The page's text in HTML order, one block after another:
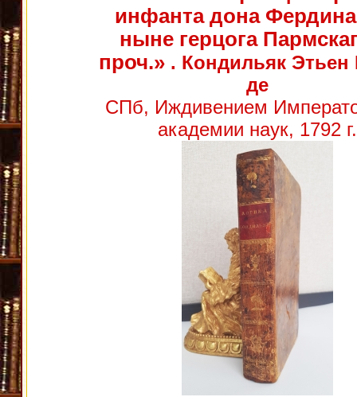
инфанта дона
ныне герцога
проч.». Кондильяк Этьен
де
СПб, Иждивением
академии наук, 1792 г.